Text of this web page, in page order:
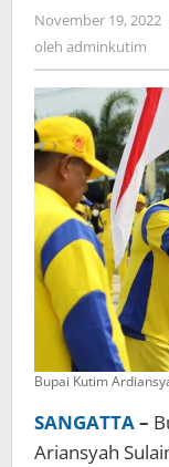
November 19, 2022
oleh adminkutim
Bupai Kutim
SANGATTA–
Ariansyah